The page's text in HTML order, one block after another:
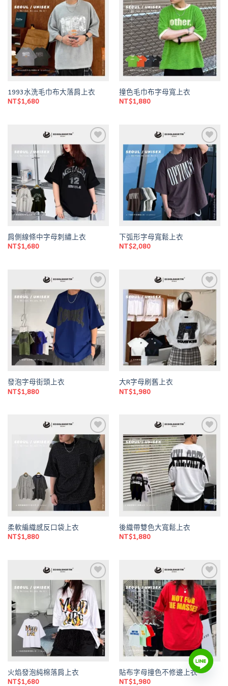
Add to
wishlist
1993水洗毛巾布大落肩上衣
NT$1,680
Add to
wishlist
撞色毛巾布字母寬上衣
NT$1,880
Add to
wishlist
肩側線條中字母刺繡上衣
NT$1,680
Add to
wishlist
下弧形字母寬鬆上衣
NT$2,080
Add to
wishlist
發泡字母街頭上衣
NT$1,880
Add to
大R字母刷舊上衣
NT$1,980
Add to
wishlist
柔軟編織感反口袋上衣
NT$1,880
Add to
wishlist
後織帶雙色大寬鬆上衣
NT$1,880
Add to
wishlist
火焰發泡純棉落肩上衣
NT$1,680
Add to
wishlist
貼布字母撞色不修邊上衣
NT$1,980